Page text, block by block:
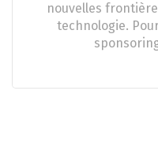
nouvelles
technologie.